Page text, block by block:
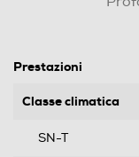
Prestazioni
Classe climatica
SN-T